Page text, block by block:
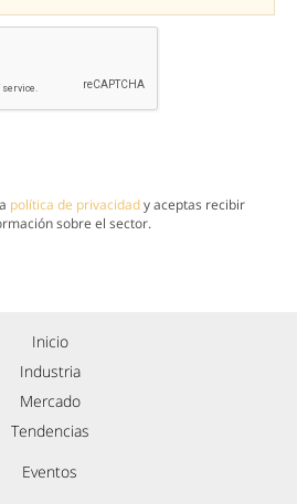
política de privacidady aceptas recibir
sobre el sector.
Inicio
Industria
Mercado
Tendencias
Eventos